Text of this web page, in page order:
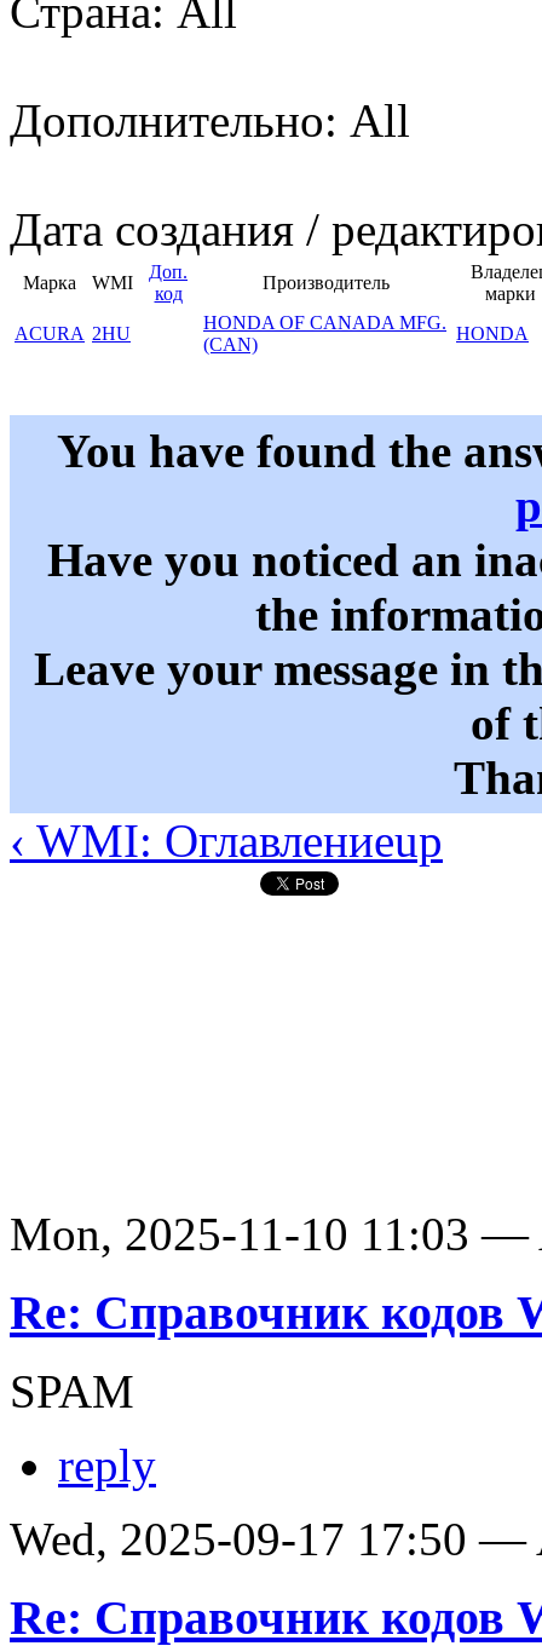
Страна: All
Дополнительно: All
Дата создания /
Марка WMI
Доп.
код
Производитель
марки
ACURA 2HU
HONDA OF CANADA MFG.
(CAN)
HONDA
You have found the
Have you noticed an
the
Leave your message in
of
‹ WMI: Оглавлениеup
Mon, 2025-11-10 11:03 —
Re: Справочник кодов
SPAM
reply
Wed, 2025-09-17 17:50 —
Re: Справочник кодов